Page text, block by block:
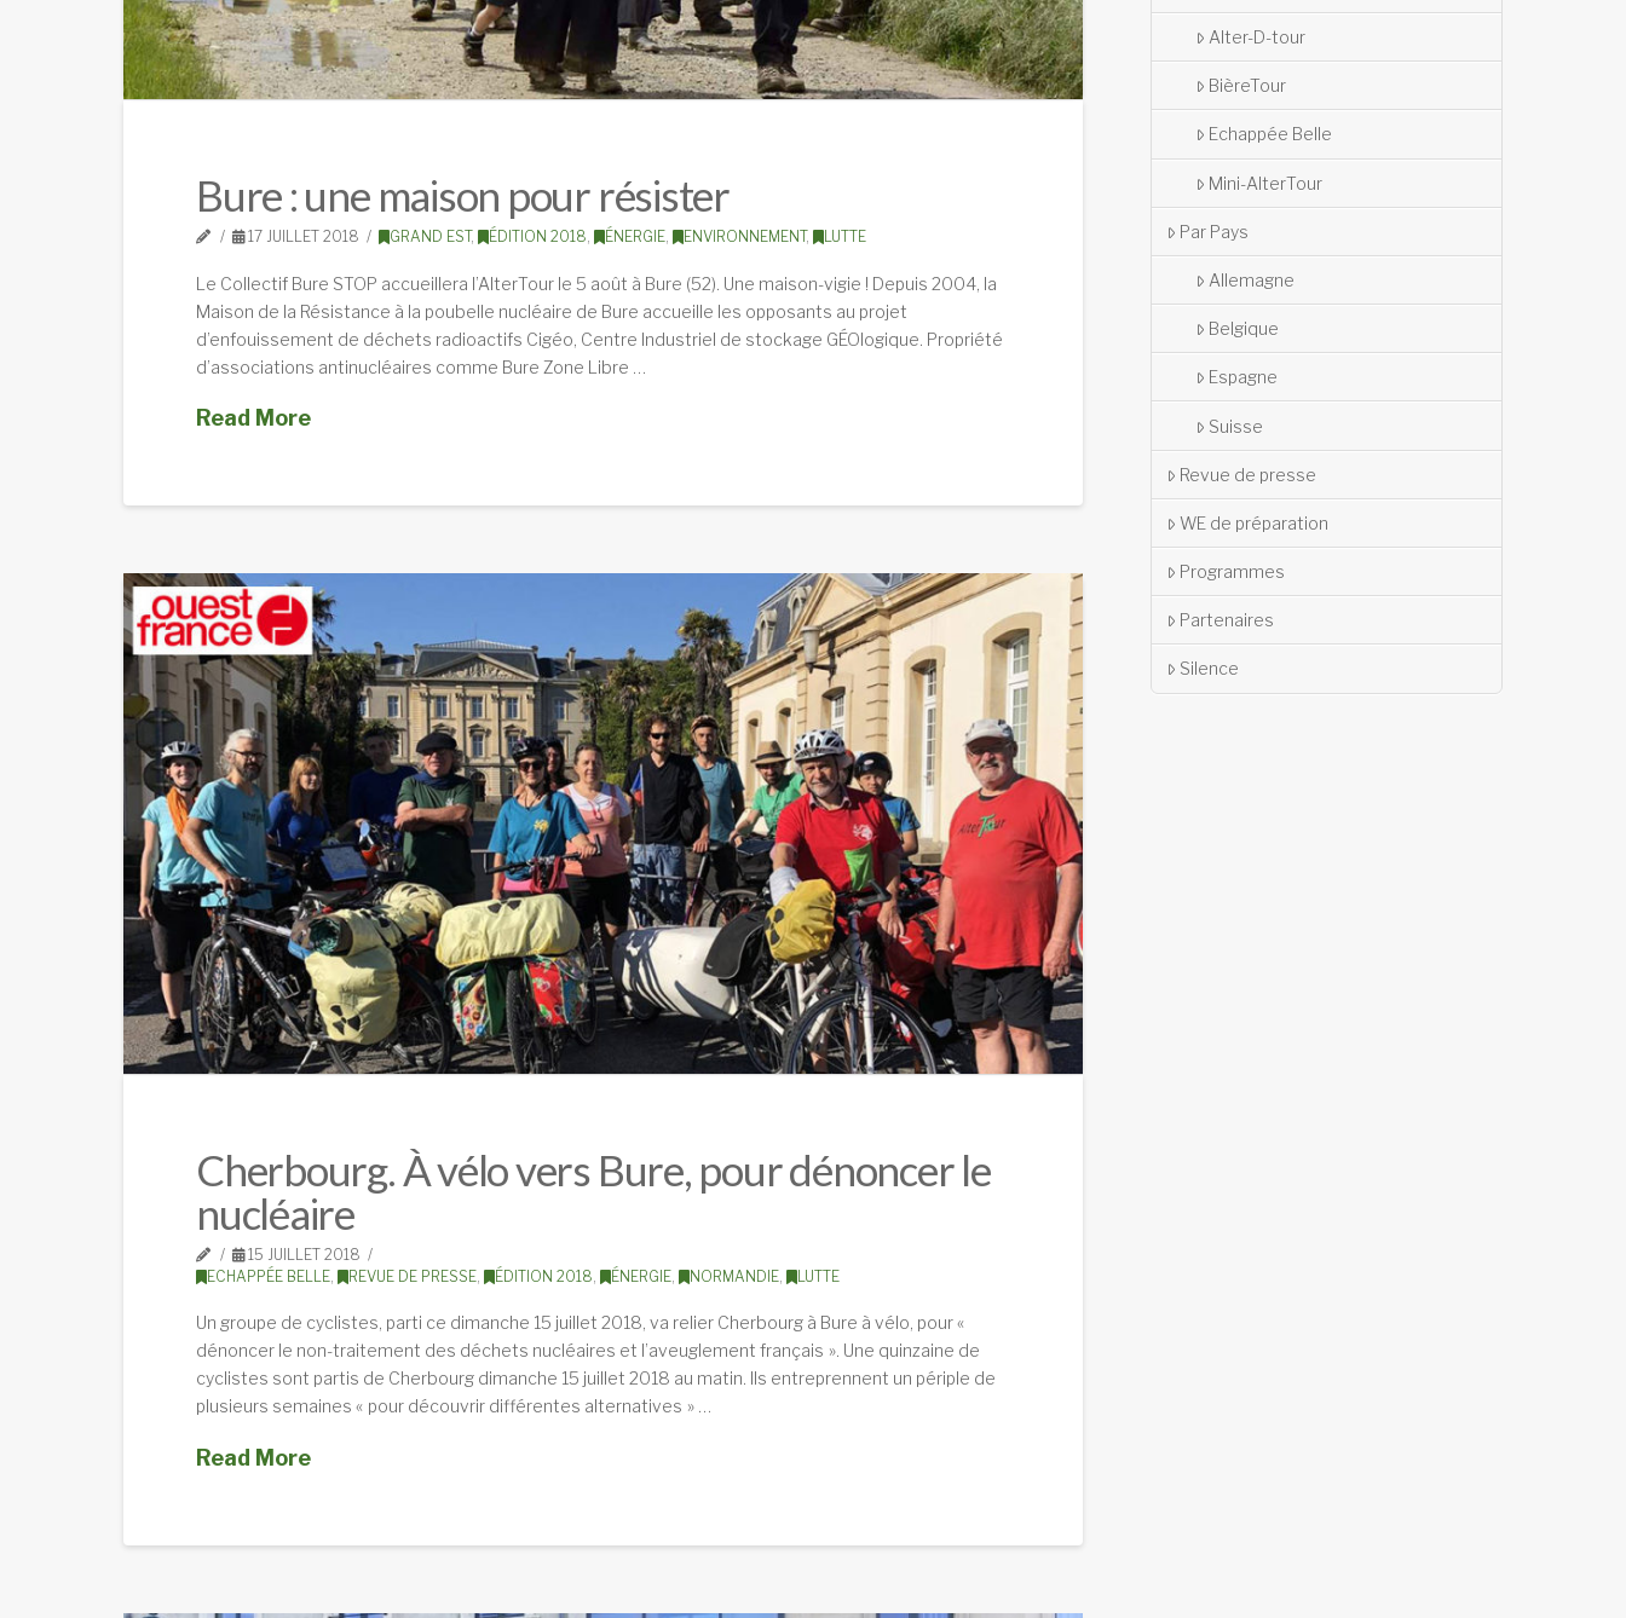
Bure : une maison pour résister
17 JUILLET 2018 GRAND EST, ÉDITION 2018, ÉNERGIE, ENVIRONNEMENT, LUTTE
Le Collectif Bure STOP accueillera l’AlterTour le 5 août à Bure (52). Une maison-vigie ! Depuis 2004, la
Maison de la Résistance à la poubelle nucléaire de Bure accueille les opposants au projet
d’enfouissement de déchets radioactifs Cigéo, Centre Industriel de stockage GÉOlogique. Propriété
d’associations antinucléaires comme Bure Zone Libre …
Read More
Cherbourg. À vélo vers Bure, pour dénoncer le
nucléaire
15 JUILLET 2018
ECHAPPÉE BELLE
REVUE DE PRESSE ÉDITION 2018 ÉNERGIE NORMANDIE LUTTE
Un groupe de cyclistes, parti ce dimanche 15 juillet 2018, va relier Cherbourg à Bure à vélo, pour «
dénoncer le non-traitement des déchets nucléaires et l’aveuglement français ». Une quinzaine de
cyclistes sont partis de Cherbourg dimanche 15 juillet 2018 au matin. Ils entreprennent un périple de
plusieurs semaines « pour découvrir différentes alternatives » …
Read More
Alter-D-tour
BièreTour
Echappée Belle
Mini-AlterTour
Par Pays
Allemagne
Belgique
Espagne
Suisse
Revue de presse
WE de préparation
Programmes
Partenaires
Silence